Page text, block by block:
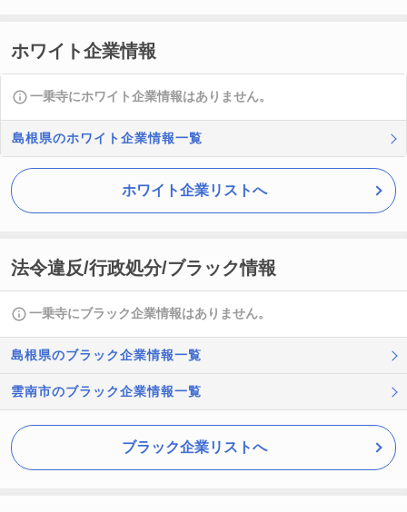
ホワイト企業情報
一乗寺にホワイト企業情報はありません。
島根県のホワイト企業情報一覧
ホワイト企業リストへ
法令違反/行政処分/ブラック情報
一乗寺にブラック企業情報はありません。
島根県のブラック企業情報一覧
雲南市のブラック企業情報一覧
ブラック企業リストへ